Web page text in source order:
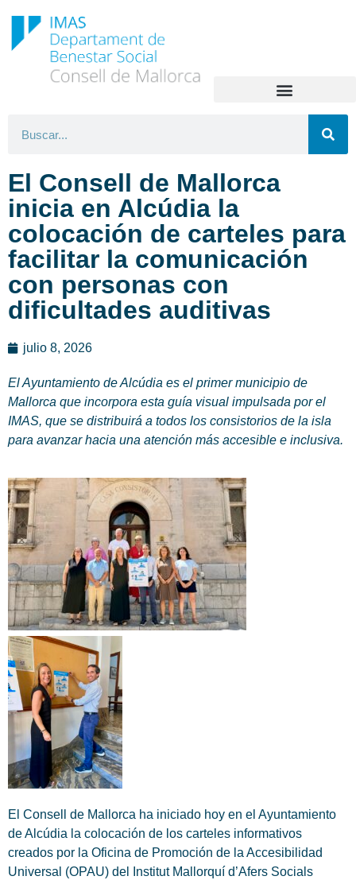
El Consell de Mallorca
inicia en Alcúdia la
colocación de carteles para
facilitar la comunicación
con personas con
dificultades auditivas
julio 8, 2026
El Ayuntamiento de Alcúdia es el primer municipio de
Mallorca que incorpora esta guía visual impulsada por el
IMAS, que se distribuirá a todos los consistorios de la isla
para avanzar hacia una atención más accesible e inclusiva.
El Consell de Mallorca ha iniciado hoy en el Ayuntamiento
de Alcúdia la colocación de los carteles informativos
creados por la Oficina de Promoción de la Accesibilidad
Universal (OPAU) del Institut Mallorquí d’Afers Socials